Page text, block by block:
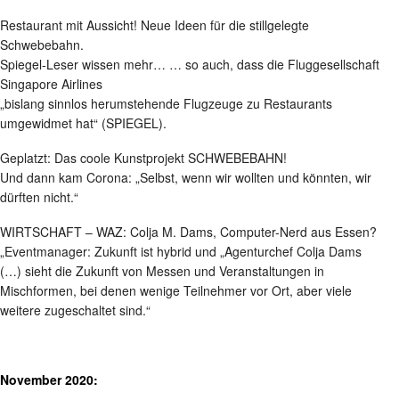
Restaurant mit Aussicht! Neue Ideen für die stillgelegte
Schwebebahn.
Spiegel-Leser wissen mehr… … so auch, dass die Fluggesellschaft
Singapore Airlines
„bislang sinnlos herumstehende Flugzeuge zu Restaurants
umgewidmet hat“ (SPIEGEL).
Geplatzt: Das coole Kunstprojekt SCHWEBEBAHN!
Und dann kam Corona: „Selbst, wenn wir wollten und könnten, wir
dürften nicht.“
WIRTSCHAFT – WAZ: Colja M. Dams, Computer-Nerd aus Essen?
„Eventmanager: Zukunft ist hybrid und „Agenturchef Colja Dams
(…) sieht die Zukunft von Messen und Veranstaltungen in
Mischformen, bei denen wenige Teilnehmer vor Ort, aber viele
weitere zugeschaltet sind.“
November 2020: